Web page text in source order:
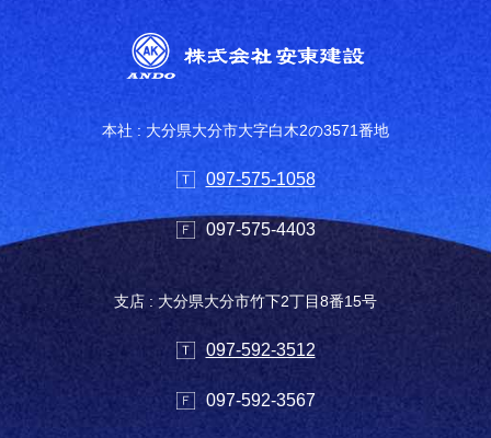
本社 : 大分県大分市大字白木2の3571番地
097-575-1058
097-575-4403
支店 : 大分県大分市竹下2丁目8番15号
097-592-3512
097-592-3567